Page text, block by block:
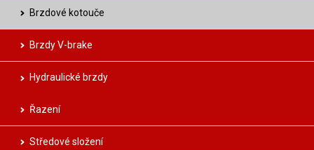
Brzdové kotouče
Brzdy V-brake
Hydraulické brzdy
Řazení
Středové složení